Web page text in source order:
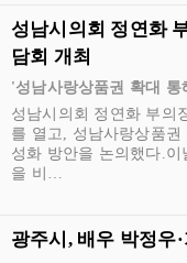
성남시의회 정연화
담회 개최
'성남사랑상품권 확대 통
성남시의회 정연화 부의
를 열고, 성남사랑상품
성화 방안을 논의했다.
을 비…
광주시, 배우 박정우